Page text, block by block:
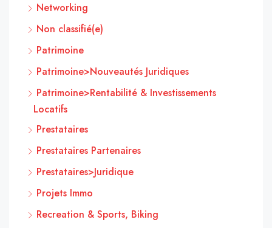
Networking
Non classifié(e)
Patrimoine
Patrimoine>Nouveautés Juridiques
Patrimoine>Rentabilité & Investissements
Locatifs
Prestataires
Prestataires Partenaires
Prestataires>Juridique
Projets Immo
Recreation & Sports, Biking